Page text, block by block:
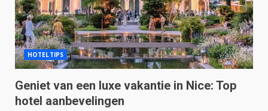
HOTELTIPS
Geniet van een luxe vakantie in Nice: Top
hotel aanbevelingen